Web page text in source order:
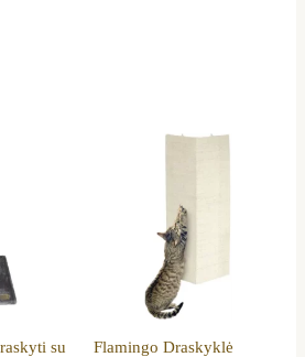
su
Flamingo Draskyklė